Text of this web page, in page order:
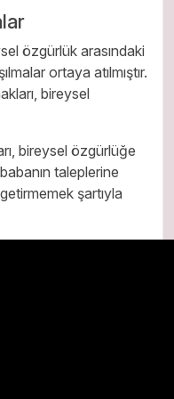
özgürlük arasındaki
ortaya atılmıştır.
bireysel
bireysel özgürlüğe
taleplerine
şartıyla